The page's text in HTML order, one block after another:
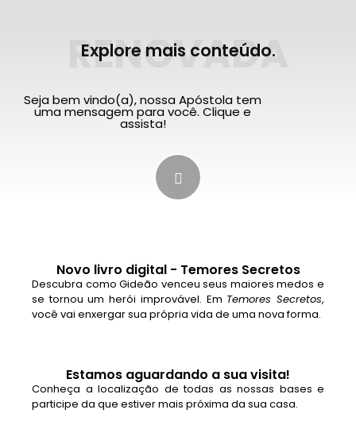
RENOVADA
Explore mais conteúdo.
Seja bem vindo(a), nossa Apóstola tem
uma mensagem para você. Clique e
assista!
Novo livro digital - Temores Secretos
Descubra como Gideão venceu seus maiores medos e
se tornou um herói improvável. Em Temores Secretos,
você vai enxergar sua própria vida de uma nova forma.
Estamos aguardando a sua visita!
Conheça a localização de todas as nossas bases e
participe da que estiver mais próxima da sua casa.